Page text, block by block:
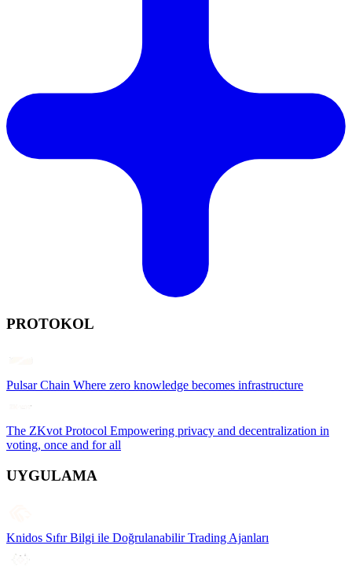
PROTOKOL
Pulsar Chain Where zero knowledge becomes infrastructure
The ZKvot Protocol Empowering privacy and decentralization in
voting, once and for all
UYGULAMA
Knidos Sıfır Bilgi ile Doğrulanabilir Trading Ajanları